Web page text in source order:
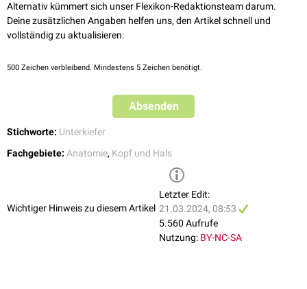
Alternativ kümmert sich unser Flexikon-Redaktionsteam darum.
Deine zusätzlichen Angaben helfen uns, den Artikel schnell und
vollständig zu aktualisieren:
500 Zeichen verbleibend. Mindestens 5 Zeichen benötigt.
Absenden
Stichworte: Unterkiefer
Fachgebiete: Anatomie, Kopf und Hals
Wichtiger Hinweis zu diesem Artikel
Letzter Edit:
21.03.2024, 08:53
5.560 Aufrufe
Nutzung: BY-NC-SA